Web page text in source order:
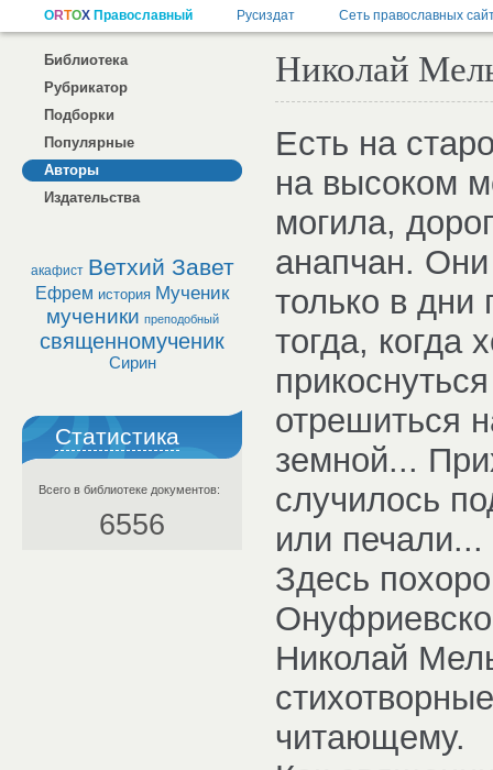
Библиотека
Рубрикатор
Подборки
Популярные
Авторы
Издательства
акафист Ветхий Завет
Ефрем история Мученик
мученики преподобный
священномученик
Сирин
Статистика
Всего в библиотеке документов:
6556
Николай
Есть на
на высоком
могила,
анапчан.
только в дни
тогда, когда
отрешиться
земной...
случилось
или печали...
Здесь
Николай
читающему.